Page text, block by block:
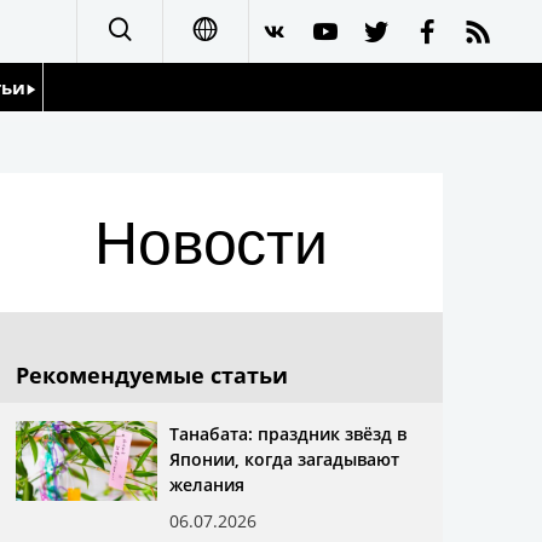
العربية
Новости
Рекомендуемые статьи
Танабата: праздник звёзд в
Японии, когда загадывают
желания
06.07.2026